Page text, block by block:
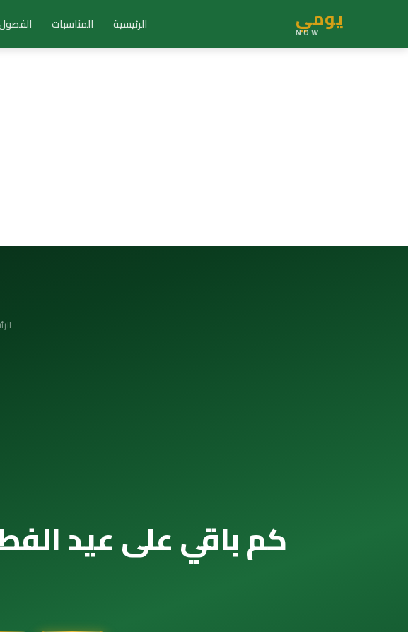
يومي
NOW الرئيسية المناسبات
كم باقي على عيد الفطر 2043 — العداد التنازلي